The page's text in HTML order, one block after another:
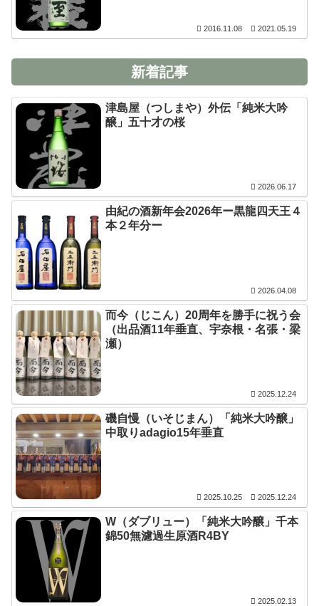
2016.11.08 2021.05.19
新着記事
津島屋（つしまや）外伝「純米大吟
醸」五十才の桜
2026.06.17
由紀の酒新年会2026年ー黒龍四天王４
本２年分ー
2026.04.08
而今（じこん）20周年を勝手に祝う会
（出品酒11年垂直、宇奈根・名張・梁
瀬）
2025.12.24
磯自慢（いそじまん）「純米大吟醸」
中取りadagio15年垂直
2025.10.25 2025.12.24
W（ダブリュー）「純米大吟醸」千本
錦50無濾過生原酒R4BY
2025.02.13